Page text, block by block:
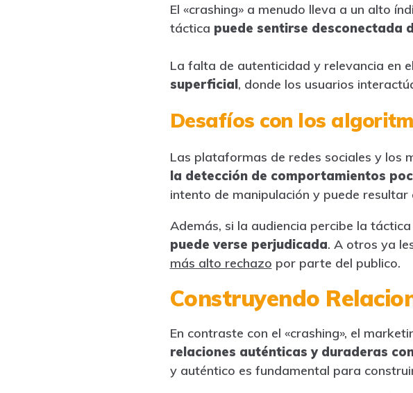
El «crashing» a menudo lleva a un alto
táctica puede sentirse desconectada
La falta de autenticidad y relevancia en
superficial, donde los usuarios
Desafíos con los
Las plataformas de redes sociales y los
la detección de comportamientos
intento de manipulación y puede
Además, si la audiencia percibe la
puede verse perjudicada. A otros ya
más alto rechazo por parte del publico.
Construyendo
En contraste con el «crashing», el
relaciones auténticas y duraderas
y auténtico es fundamental para